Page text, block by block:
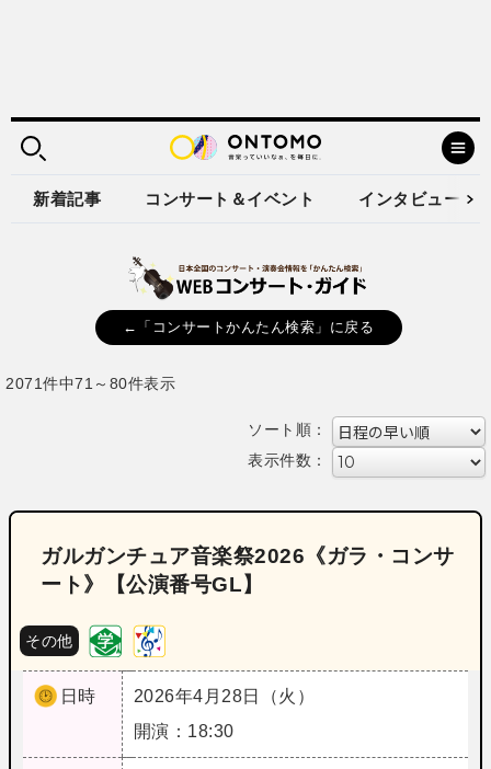
新着記事 コンサート＆イベント インタビュー
←「コンサートかんたん検索」に戻る
2071件中71～80件表示
ソート順：
表示件数：
ガルガンチュア音楽祭2026《ガラ・コンサ
ート》【公演番号GL】
その他
日時
2026年4月28日（火）
開演：18:30